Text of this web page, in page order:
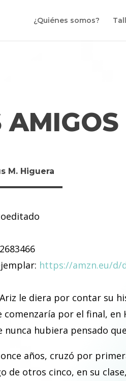
¿Quiénes somos?
AMIGOS
M. Higuera
https://amzn.eu/d/
le diera por contar su
comenzaría por el final, en
nunca hubiera pensado
años, cruzó por
de otros cinco, en su